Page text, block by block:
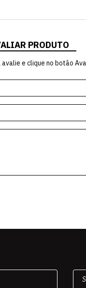
PRODUTO
avalie e clique no botão